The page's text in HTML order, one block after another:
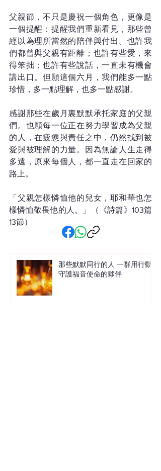
父親節，不只是慶祝一個角色，更像是
一個提醒：提醒我們重新看見，那些曾
經以為理所當然的陪伴與付出。也許我
們都曾與父親有距離；也許有些愛，來
得笨拙；也許有些說話，一直未有機會
講出口。但願這個六月，我們能多一點
珍惜，多一點理解，也多一點感謝。
感謝那些在歲月裏默默承托家庭的父親
們。也願每一位正在努力學習成為父親
的人，在疲憊與責任之中，仍然找到被
愛與被理解的力量。因為無論人生走得
多遠，原來每個人，都一直走在回家的
路上。
「父親怎樣憐恤他的兒女，耶和華也怎
樣憐恤敬畏他的人。」（《詩篇》103篇
13節）
那些默默同行的人 一群用行動
守護福音使命的夥伴